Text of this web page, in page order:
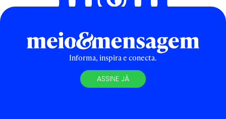
Informa, inspira e conecta.
ASSINE JÁ